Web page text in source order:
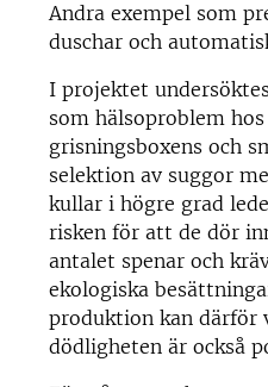
Andra exempel som
duschar och
I projektet
som hälsoproblem
grisningsboxens och
selektion av suggor
kullar i högre grad
risken för att de dör
antalet spenar och
ekologiska
produktion kan därför
dödligheten är också